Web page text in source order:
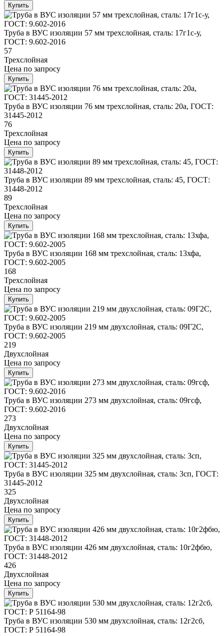
Купить
Труба в ВУС изоляции 57 мм трехслойная, сталь: 17г1с-у,
ГОСТ: 9.602-2016
57
Трехслойная
Цена по запросу
Купить
Труба в ВУС изоляции 76 мм трехслойная, сталь: 20а, ГОСТ:
31445-2012
76
Трехслойная
Цена по запросу
Купить
Труба в ВУС изоляции 89 мм трехслойная, сталь: 45, ГОСТ:
31448-2012
89
Трехслойная
Цена по запросу
Купить
Труба в ВУС изоляции 168 мм трехслойная, сталь: 13хфа,
ГОСТ: 9.602-2005
168
Трехслойная
Цена по запросу
Купить
Труба в ВУС изоляции 219 мм двухслойная, сталь: 09Г2С,
ГОСТ: 9.602-2005
219
Двухслойная
Цена по запросу
Купить
Труба в ВУС изоляции 273 мм двухслойная, сталь: 09гсф,
ГОСТ: 9.602-2016
273
Двухслойная
Цена по запросу
Купить
Труба в ВУС изоляции 325 мм двухслойная, сталь: 3сп, ГОСТ:
31445-2012
325
Двухслойная
Цена по запросу
Купить
Труба в ВУС изоляции 426 мм двухслойная, сталь: 10г2фбю,
ГОСТ: 31448-2012
426
Двухслойная
Цена по запросу
Купить
Труба в ВУС изоляции 530 мм двухслойная, сталь: 12г2сб,
ГОСТ: Р 51164-98